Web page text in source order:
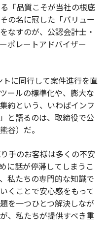
「品質こそが当社の根底
の名に冠した「バリュー
なすのが、公認会計士・
ポレートアドバイザー
トに同行して案件進行を直
ールの標準化や、膨大な
約という、いわばインフ
と語るのは、取締役で公
谷）だ。
手のお客様は多くの不安
に話が停滞してしまうこ
私たちの専門的な知識で
くことで安心感をもって
を一つひとつ解決しなが
、私たちが提供すべき重